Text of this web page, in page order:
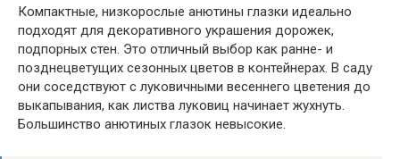
Компактные, низкорослые анютины глазки идеально
подходят для декоративного украшения дорожек,
подпорных стен. Это отличный выбор как ранне- и
позднецветущих сезонных цветов в контейнерах. В саду
они соседствуют с луковичными весеннего цветения до
выкапывания, как листва луковиц начинает жухнуть.
Большинство анютиных глазок невысокие.